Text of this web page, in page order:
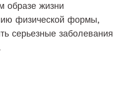
образе жизни
физической формы,
серьезные заболевания